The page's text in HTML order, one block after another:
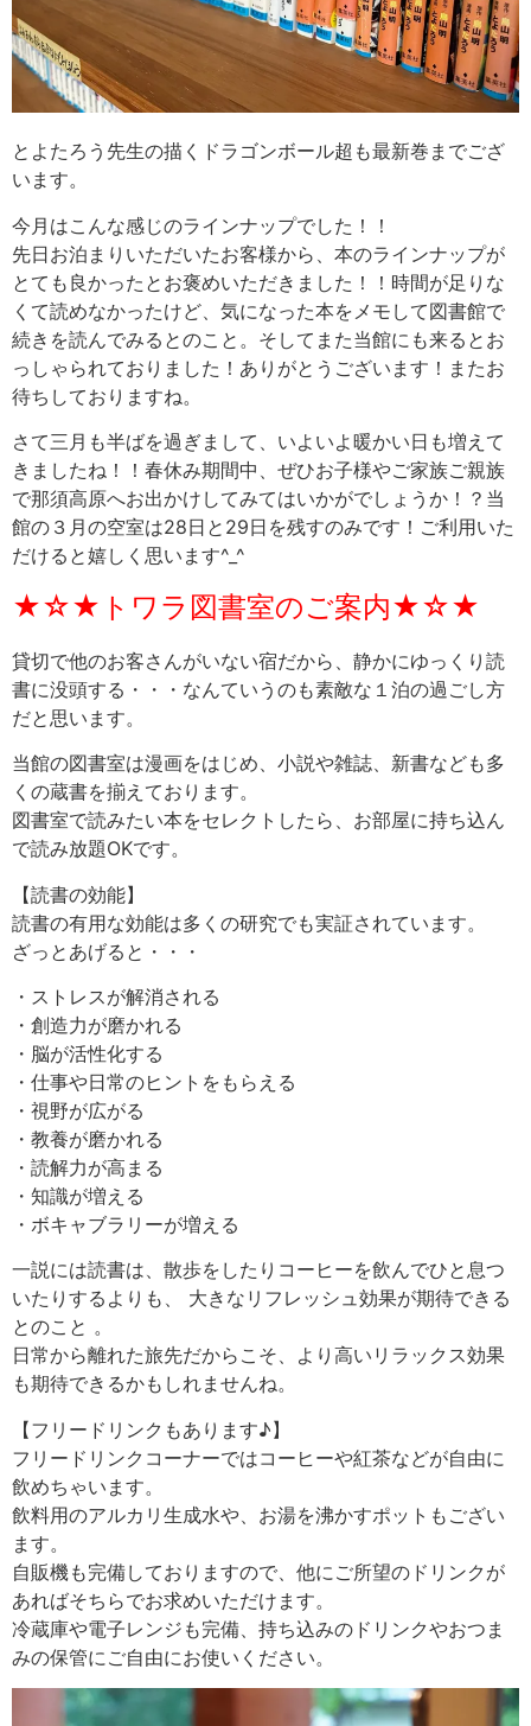
とよたろう先生の描くドラゴンボール超も最新巻までござ
います。
今月はこんな感じのラインナップでした！！
先日お泊まりいただいたお客様から、本のラインナップが
とても良かったとお褒めいただきました！！時間が足りな
くて読めなかったけど、気になった本をメモして図書館で
続きを読んでみるとのこと。そしてまた当館にも来るとお
っしゃられておりました！ありがとうございます！またお
待ちしておりますね。
さて三月も半ばを過ぎまして、いよいよ暖かい日も増えて
きましたね！！春休み期間中、ぜひお子様やご家族ご親族
で那須高原へお出かけしてみてはいかがでしょうか！？当
館の３月の空室は28日と29日を残すのみです！ご利用いた
だけると嬉しく思います^_^
★☆★トワラ図書室のご案内★☆★
貸切で他のお客さんがいない宿だから、静かにゆっくり読
書に没頭する・・・なんていうのも素敵な１泊の過ごし方
だと思います。
当館の図書室は漫画をはじめ、小説や雑誌、新書なども多
くの蔵書を揃えております。
図書室で読みたい本をセレクトしたら、お部屋に持ち込ん
で読み放題OKです。
【読書の効能】
読書の有用な効能は多くの研究でも実証されています。
ざっとあげると・・・
・ストレスが解消される
・創造力が磨かれる
・脳が活性化する
・仕事や日常のヒントをもらえる
・視野が広がる
・教養が磨かれる
・読解力が高まる
・知識が増える
・ボキャブラリーが増える
一説には読書は、散歩をしたりコーヒーを飲んでひと息つ
いたりするよりも、 大きなリフレッシュ効果が期待できる
とのこと 。
日常から離れた旅先だからこそ、より高いリラックス効果
も期待できるかもしれませんね。
【フリードリンクもあります♪】
フリードリンクコーナーではコーヒーや紅茶などが自由に
飲めちゃいます。
飲料用のアルカリ生成水や、お湯を沸かすポットもござい
ます。
自販機も完備しておりますので、他にご所望のドリンクが
あればそちらでお求めいただけます。
冷蔵庫や電子レンジも完備、持ち込みのドリンクやおつま
みの保管にご自由にお使いください。